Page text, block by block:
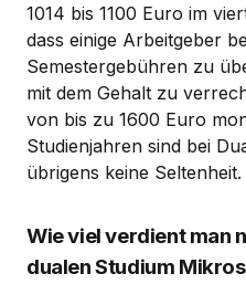
1014 bis 1100 Euro im
dass einige Arbeitgeber
Semestergebühren zu
mit dem Gehalt zu
von bis zu 1600 Euro
Studienjahren sind bei
übrigens keine Seltenheit.
Wie viel verdient man
dualen Studium